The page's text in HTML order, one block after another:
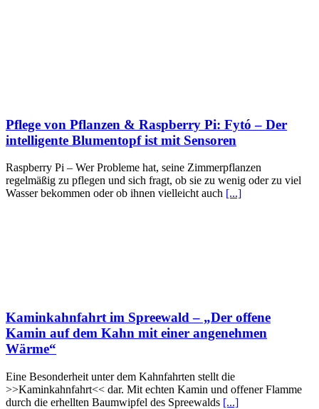
Pflege von Pflanzen & Raspberry Pi: Fytó – Der
intelligente Blumentopf ist mit Sensoren
Raspberry Pi – Wer Probleme hat, seine Zimmerpflanzen
regelmäßig zu pflegen und sich fragt, ob sie zu wenig oder zu viel
Wasser bekommen oder ob ihnen vielleicht auch [...]
Kaminkahnfahrt im Spreewald – „Der offene
Kamin auf dem Kahn mit einer angenehmen
Wärme“
Eine Besonderheit unter dem Kahnfahrten stellt die
>>Kaminkahnfahrt<< dar. Mit echten Kamin und offener Flamme
durch die erhellten Baumwipfel des Spreewalds [...]